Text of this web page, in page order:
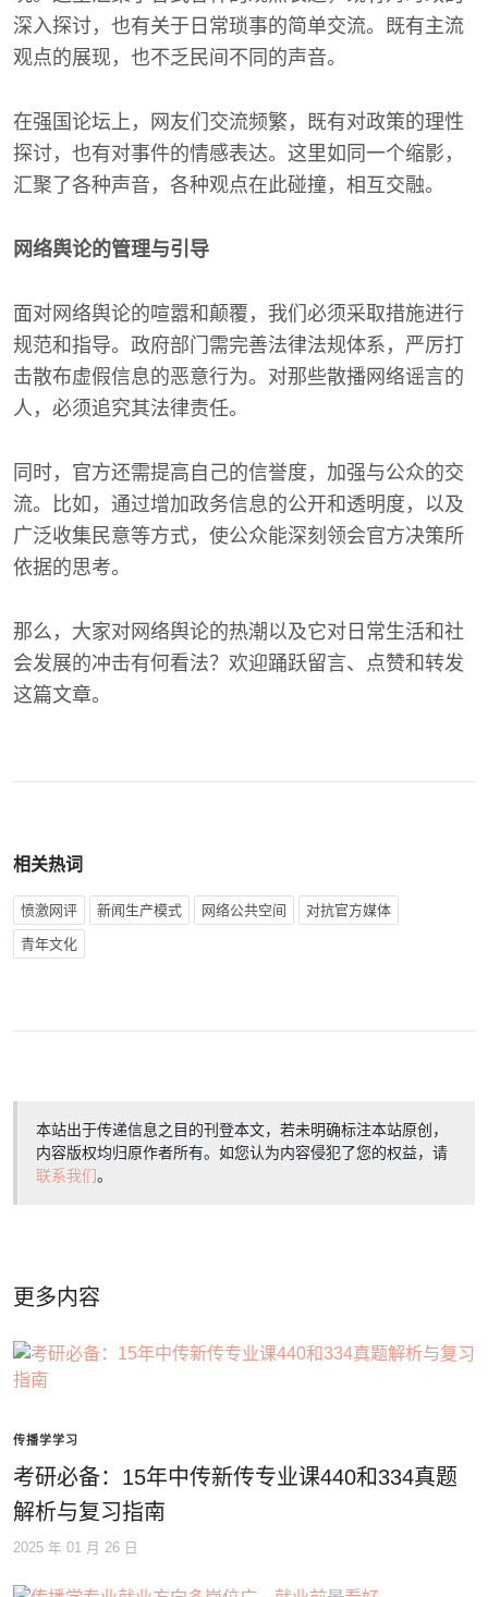
深入探讨，也有关于日常琐事的简单交流。既有主流
观点的展现，也不乏民间不同的声音。
在强国论坛上，网友们交流频繁，既有对政策的理性
探讨，也有对事件的情感表达。这里如同一个缩影，
汇聚了各种声音，各种观点在此碰撞，相互交融。
网络舆论的管理与引导
面对网络舆论的喧嚣和颠覆，我们必须采取措施进行
规范和指导。政府部门需完善法律法规体系，严厉打
击散布虚假信息的恶意行为。对那些散播网络谣言的
人，必须追究其法律责任。
同时，官方还需提高自己的信誉度，加强与公众的交
流。比如，通过增加政务信息的公开和透明度，以及
广泛收集民意等方式，使公众能深刻领会官方决策所
依据的思考。
那么，大家对网络舆论的热潮以及它对日常生活和社
会发展的冲击有何看法？欢迎踊跃留言、点赞和转发
这篇文章。
相关热词
愤激网评 新闻生产模式 网络公共空间 对抗官方媒体
青年文化
本站出于传递信息之目的刊登本文，若未明确标注本站原创，
内容版权均归原作者所有。如您认为内容侵犯了您的权益，请
联系我们。
更多内容
传播学学习
考研必备：15年中传新传专业课440和334真题
解析与复习指南
2025 年 01 月 26 日